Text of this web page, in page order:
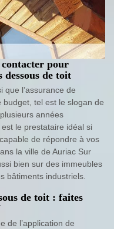
pour
dessous de toit
que l’assurance de
tel est le slogan de
années
le prestataire idéal si
de répondre à vos
la ville de Auriac Sur
bien sur des immeubles
bâtiments industriels.
de toit : faites
de l’application de